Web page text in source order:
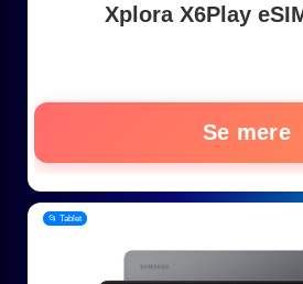
Xplora X6Play
Se mere
📂 Tablet